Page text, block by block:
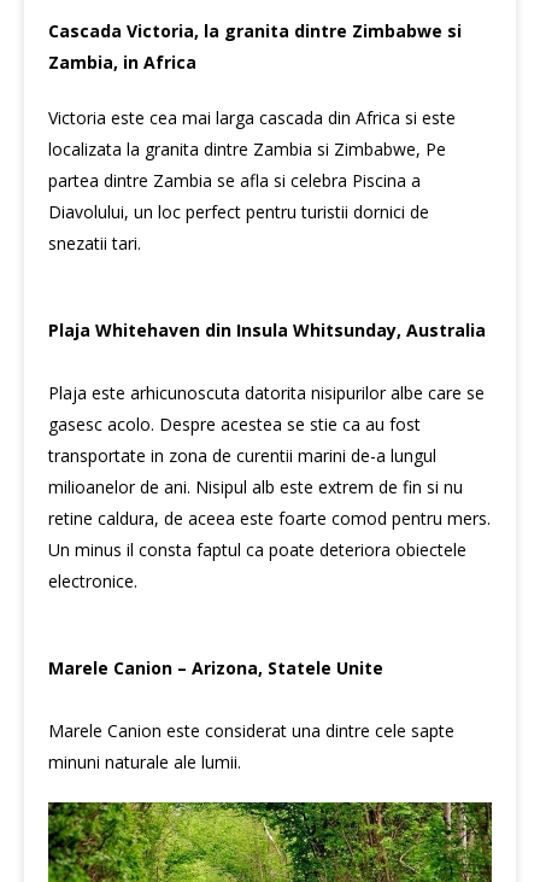
Cascada Victoria, la granita dintre Zimbabwe si
Zambia, in Africa
Victoria este cea mai larga cascada din Africa si este
localizata la granita dintre Zambia si Zimbabwe, Pe
partea dintre Zambia se afla si celebra Piscina a
Diavolului, un loc perfect pentru turistii dornici de
snezatii tari.
Plaja Whitehaven din Insula Whitsunday, Australia
Plaja este arhicunoscuta datorita nisipurilor albe care se
gasesc acolo. Despre acestea se stie ca au fost
transportate in zona de curentii marini de-a lungul
milioanelor de ani. Nisipul alb este extrem de fin si nu
retine caldura, de aceea este foarte comod pentru mers.
Un minus il consta faptul ca poate deteriora obiectele
electronice.
Marele Canion – Arizona, Statele Unite
Marele Canion este considerat una dintre cele sapte
minuni naturale ale lumii.